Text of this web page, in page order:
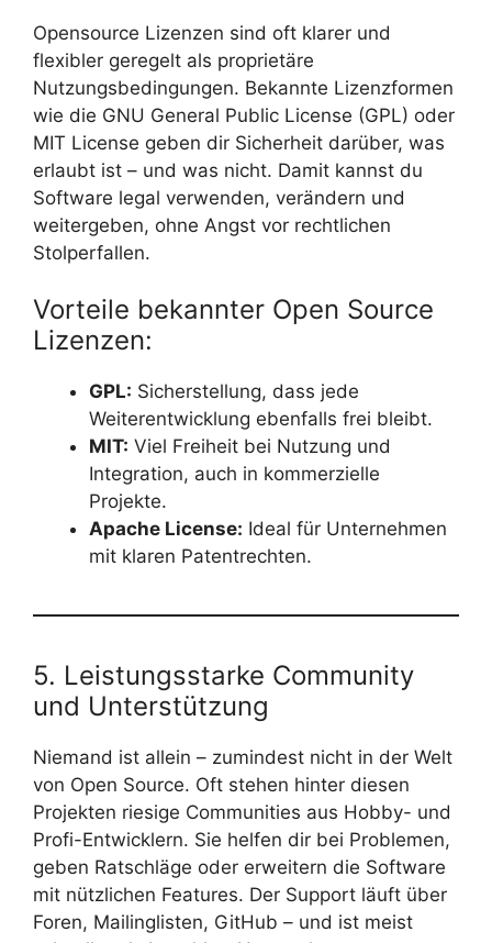
Opensource Lizenzen sind oft klarer und
flexibler geregelt als proprietäre
Nutzungsbedingungen. Bekannte Lizenzformen
wie die GNU General Public License (GPL) oder
MIT License geben dir Sicherheit darüber, was
erlaubt ist – und was nicht. Damit kannst du
Software legal verwenden, verändern und
weitergeben, ohne Angst vor rechtlichen
Stolperfallen.
Vorteile bekannter Open Source
Lizenzen:
GPL: Sicherstellung, dass jede
Weiterentwicklung ebenfalls frei bleibt.
MIT: Viel Freiheit bei Nutzung und
Integration, auch in kommerzielle
Projekte.
Apache License: Ideal für Unternehmen
mit klaren Patentrechten.
5. Leistungsstarke Community
und Unterstützung
Niemand ist allein – zumindest nicht in der Welt
von Open Source. Oft stehen hinter diesen
Projekten riesige Communities aus Hobby- und
Profi-Entwicklern. Sie helfen dir bei Problemen,
geben Ratschläge oder erweitern die Software
mit nützlichen Features. Der Support läuft über
Foren, Mailinglisten, GitHub – und ist meist